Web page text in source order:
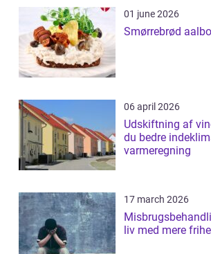
01 june 2026
Smørrebrød
06 april 2026
Udskiftning af
du bedre
varmeregning
17 march 2026
liv med mere